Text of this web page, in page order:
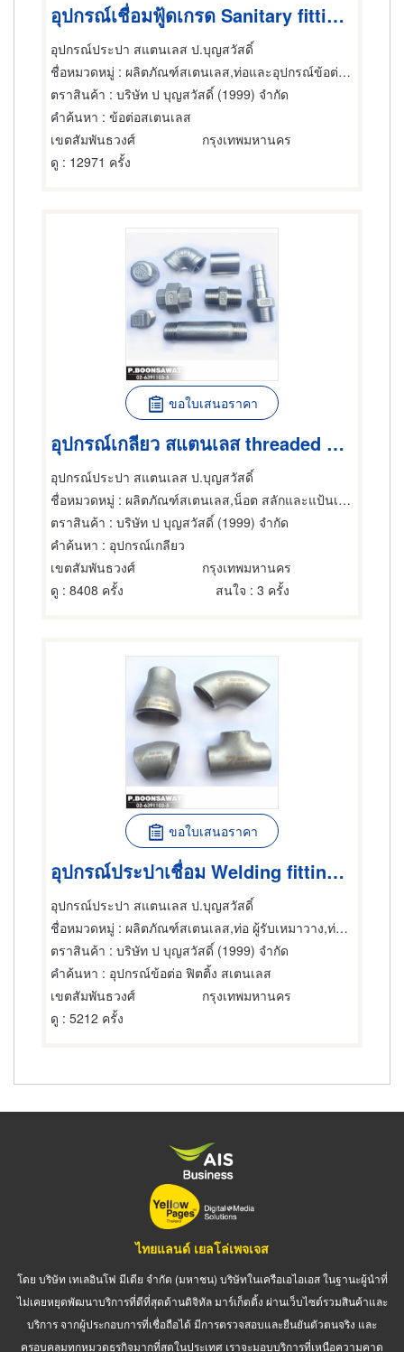
อุปกรณ์เชื่อมฟู้ดเกรด Sanitary fitting, Food grade pipe fittings
อุปกรณ์ประปา สแตนเลส ป.บุญสวัสดิ์
ชื่อหมวดหมู่ : ผลิตภัณฑ์สเตนเลส,ท่อและอุปกรณ์ข้อต่อ,ผลิตภัณฑ์สเตนเลส
ตราสินค้า : บริษัท ป บุญสวัสดิ์ (1999) จำกัด
คำค้นหา : ข้อต่อสเตนเลส
เขตสัมพันธวงศ์
กรุงเทพมหานคร
ดู : 12971 ครั้ง
ขอใบเสนอราคา
อุปกรณ์เกลียว สแตนเลส threaded pipe fittings
อุปกรณ์ประปา สแตนเลส ป.บุญสวัสดิ์
ชื่อหมวดหมู่ : ผลิตภัณฑ์สเตนเลส,น็อต สลักและแป้นเกลียว,น็อต สลักและแป้นเกลียว
ตราสินค้า : บริษัท ป บุญสวัสดิ์ (1999) จำกัด
คำค้นหา : อุปกรณ์เกลียว
เขตสัมพันธวงศ์
กรุงเทพมหานคร
ดู : 8408 ครั้ง สนใจ : 3 ครั้ง
ขอใบเสนอราคา
อุปกรณ์ประปาเชื่อม Welding fittings,stainless steel pipe
อุปกรณ์ประปา สแตนเลส ป.บุญสวัสดิ์
ชื่อหมวดหมู่ : ผลิตภัณฑ์สเตนเลส,ท่อ ผู้รับเหมาวาง,ท่อ ปล่อง
ตราสินค้า : บริษัท ป บุญสวัสดิ์ (1999) จำกัด
คำค้นหา : อุปกรณ์ข้อต่อ ฟิตติ้ง สเตนเลส
เขตสัมพันธวงศ์
กรุงเทพมหานคร
ดู : 5212 ครั้ง
ไทยแลนด์ เยลโล่เพจเจส
โดย บริษัท เทเลอินโฟ มีเดีย จำกัด (มหาชน) บริษัทในเครือเอไอเอส ในฐานะผู้นำที่
ไม่เคยหยุดพัฒนาบริการที่ดีที่สุดด้านดิจิทัล มาร์เก็ตติ้ง ผ่านเว็บไซต์รวมสินค้าและ
บริการ จากผู้ประกอบการที่เชื่อถือได้ มีการตรวจสอบและยืนยันตัวตนจริง และ
ครอบคลุมทุกหมวดธุรกิจมากที่สุดในประเทศ เราจะมอบบริการที่เหนือความคาด